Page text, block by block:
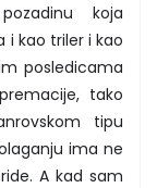
koja
kao triler i kao
posledicama
tako
tipu
ima ne
A kad sam